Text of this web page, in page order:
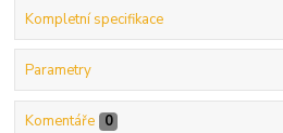
Kompletní specifikace
Parametry
Komentáře 0